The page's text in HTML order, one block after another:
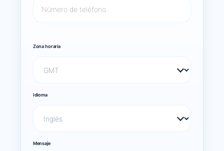
Zona horaria
Idioma
Mensaje